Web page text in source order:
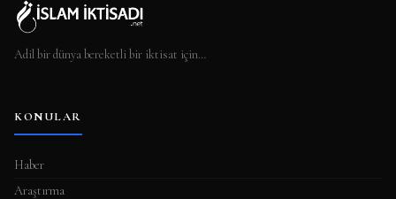
Adil bir dünya bereketli bir iktisat için…
KONULAR
Haber
Araştırma